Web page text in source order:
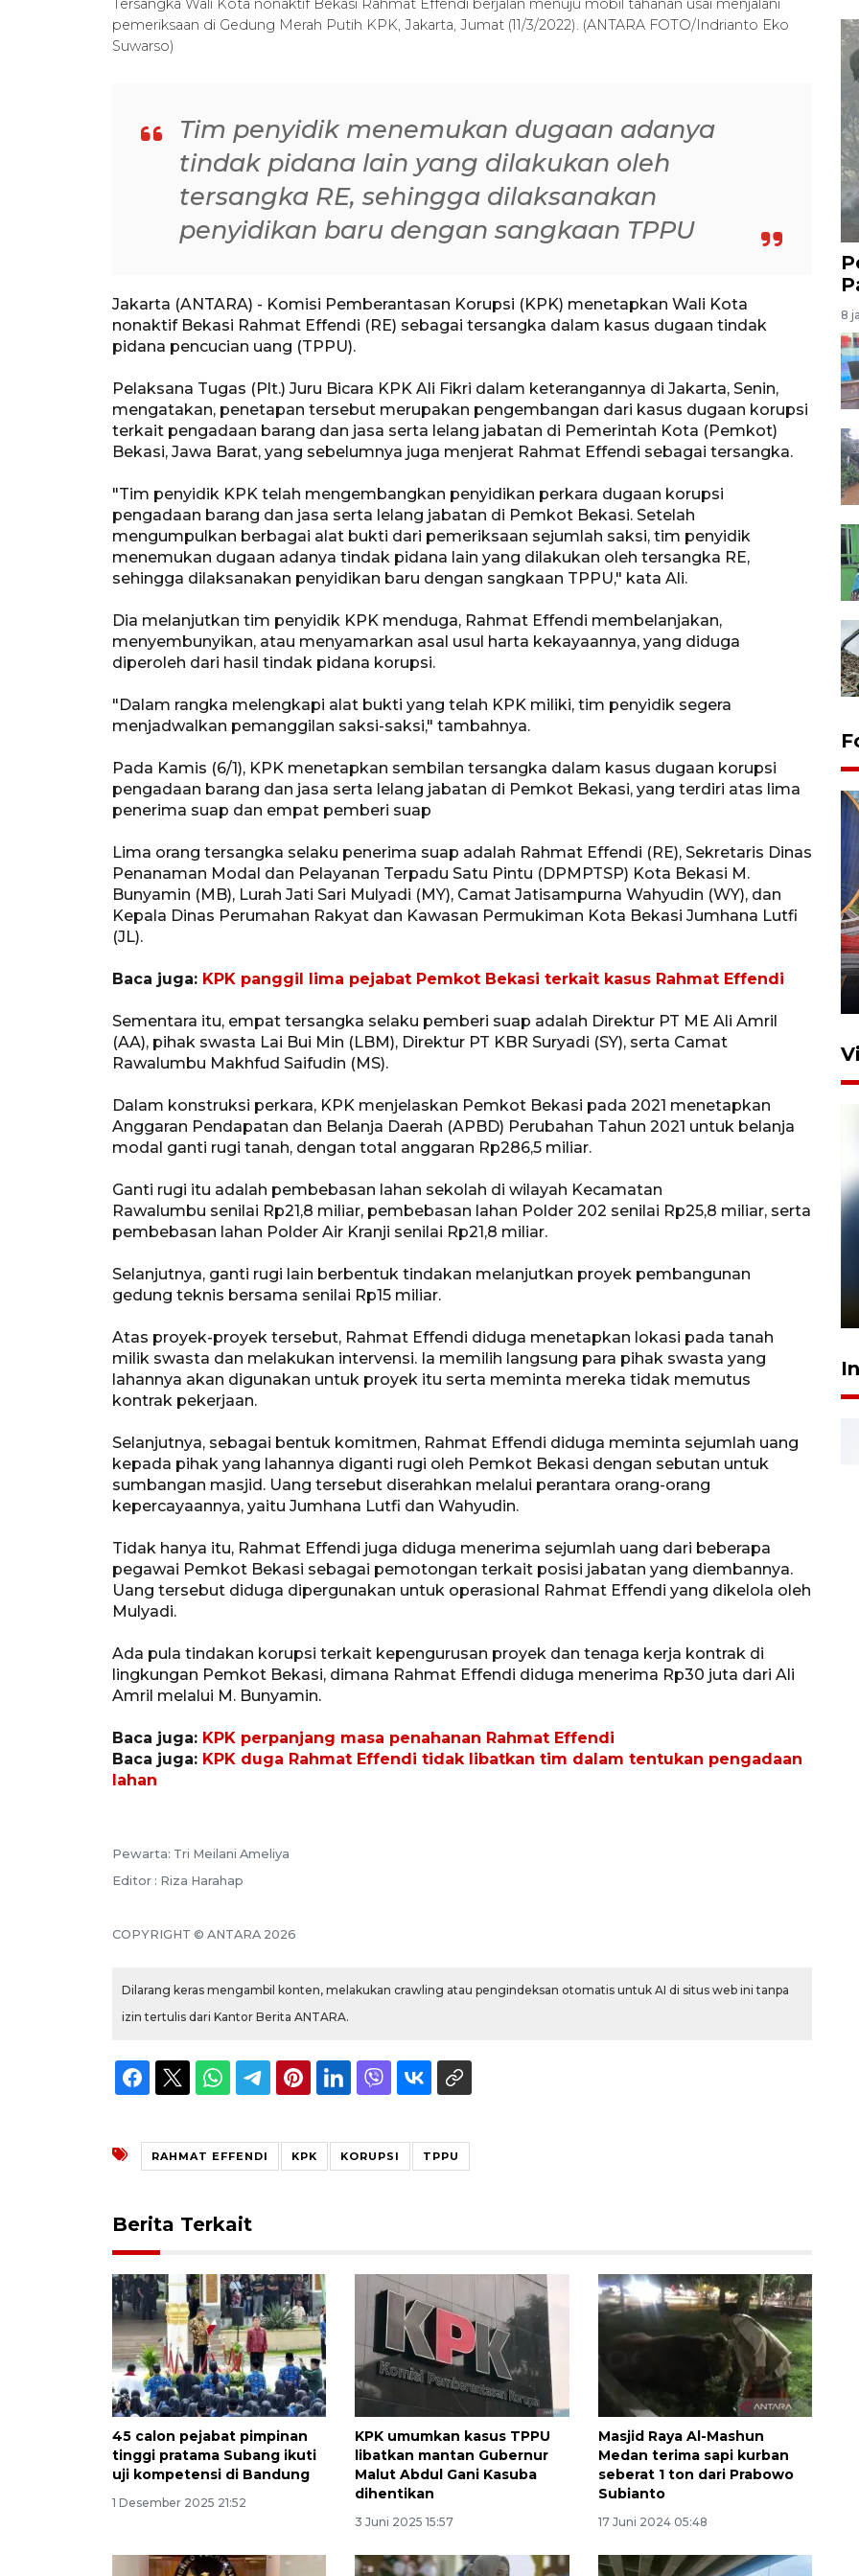
Tersangka Wali Kota nonaktif Bekasi Rahmat Effendi berjalan menuju mobil tahanan usai menjalani
pemeriksaan di Gedung Merah Putih KPK, Jakarta, Jumat (11/3/2022). (ANTARA FOTO/Indrianto Eko
Suwarso)
Tim penyidik menemukan dugaan adanya
tindak pidana lain yang dilakukan oleh
tersangka RE, sehingga dilaksanakan
penyidikan baru dengan sangkaan TPPU
Jakarta (ANTARA) - Komisi Pemberantasan Korupsi (KPK) menetapkan Wali Kota
nonaktif Bekasi Rahmat Effendi (RE) sebagai tersangka dalam kasus dugaan tindak
pidana pencucian uang (TPPU).
Pelaksana Tugas (Plt.) Juru Bicara KPK Ali Fikri dalam keterangannya di Jakarta, Senin,
mengatakan, penetapan tersebut merupakan pengembangan dari kasus dugaan korupsi
terkait pengadaan barang dan jasa serta lelang jabatan di Pemerintah Kota (Pemkot)
Bekasi, Jawa Barat, yang sebelumnya juga menjerat Rahmat Effendi sebagai tersangka.
"Tim penyidik KPK telah mengembangkan penyidikan perkara dugaan korupsi
pengadaan barang dan jasa serta lelang jabatan di Pemkot Bekasi. Setelah
mengumpulkan berbagai alat bukti dari pemeriksaan sejumlah saksi, tim penyidik
menemukan dugaan adanya tindak pidana lain yang dilakukan oleh tersangka RE,
sehingga dilaksanakan penyidikan baru dengan sangkaan TPPU," kata Ali.
Dia melanjutkan tim penyidik KPK menduga, Rahmat Effendi membelanjakan,
menyembunyikan, atau menyamarkan asal usul harta kekayaannya, yang diduga
diperoleh dari hasil tindak pidana korupsi.
"Dalam rangka melengkapi alat bukti yang telah KPK miliki, tim penyidik segera
menjadwalkan pemanggilan saksi-saksi," tambahnya.
Pada Kamis (6/1), KPK menetapkan sembilan tersangka dalam kasus dugaan korupsi
pengadaan barang dan jasa serta lelang jabatan di Pemkot Bekasi, yang terdiri atas lima
penerima suap dan empat pemberi suap
Lima orang tersangka selaku penerima suap adalah Rahmat Effendi (RE), Sekretaris Dinas
Penanaman Modal dan Pelayanan Terpadu Satu Pintu (DPMPTSP) Kota Bekasi M.
Bunyamin (MB), Lurah Jati Sari Mulyadi (MY), Camat Jatisampurna Wahyudin (WY), dan
Kepala Dinas Perumahan Rakyat dan Kawasan Permukiman Kota Bekasi Jumhana Lutfi
(JL).
Baca juga: KPK panggil lima pejabat Pemkot Bekasi terkait kasus Rahmat Effendi
Sementara itu, empat tersangka selaku pemberi suap adalah Direktur PT ME Ali Amril
(AA), pihak swasta Lai Bui Min (LBM), Direktur PT KBR Suryadi (SY), serta Camat
Rawalumbu Makhfud Saifudin (MS).
Dalam konstruksi perkara, KPK menjelaskan Pemkot Bekasi pada 2021 menetapkan
Anggaran Pendapatan dan Belanja Daerah (APBD) Perubahan Tahun 2021 untuk belanja
modal ganti rugi tanah, dengan total anggaran Rp286,5 miliar.
Ganti rugi itu adalah pembebasan lahan sekolah di wilayah Kecamatan
Rawalumbu senilai Rp21,8 miliar, pembebasan lahan Polder 202 senilai Rp25,8 miliar, serta
pembebasan lahan Polder Air Kranji senilai Rp21,8 miliar.
Selanjutnya, ganti rugi lain berbentuk tindakan melanjutkan proyek pembangunan
gedung teknis bersama senilai Rp15 miliar.
Atas proyek-proyek tersebut, Rahmat Effendi diduga menetapkan lokasi pada tanah
milik swasta dan melakukan intervensi. Ia memilih langsung para pihak swasta yang
lahannya akan digunakan untuk proyek itu serta meminta mereka tidak memutus
kontrak pekerjaan.
Selanjutnya, sebagai bentuk komitmen, Rahmat Effendi diduga meminta sejumlah uang
kepada pihak yang lahannya diganti rugi oleh Pemkot Bekasi dengan sebutan untuk
sumbangan masjid. Uang tersebut diserahkan melalui perantara orang-orang
kepercayaannya, yaitu Jumhana Lutfi dan Wahyudin.
Tidak hanya itu, Rahmat Effendi juga diduga menerima sejumlah uang dari beberapa
pegawai Pemkot Bekasi sebagai pemotongan terkait posisi jabatan yang diembannya.
Uang tersebut diduga dipergunakan untuk operasional Rahmat Effendi yang dikelola oleh
Mulyadi.
Ada pula tindakan korupsi terkait kepengurusan proyek dan tenaga kerja kontrak di
lingkungan Pemkot Bekasi, dimana Rahmat Effendi diduga menerima Rp30 juta dari Ali
Amril melalui M. Bunyamin.
Baca juga: KPK perpanjang masa penahanan Rahmat Effendi
Baca juga: KPK duga Rahmat Effendi tidak libatkan tim dalam tentukan pengadaan
lahan
Pewarta: Tri Meilani Ameliya
Editor : Riza Harahap
COPYRIGHT © ANTARA 2026
Dilarang keras mengambil konten, melakukan crawling atau pengindeksan otomatis untuk AI di situs web ini tanpa
izin tertulis dari Kantor Berita ANTARA.
RAHMAT EFFENDI KPK KORUPSI TPPU
Berita Terkait
45 calon pejabat pimpinan
tinggi pratama Subang ikuti
uji kompetensi di Bandung
1 Desember 2025 21:52
KPK umumkan kasus TPPU
libatkan mantan Gubernur
Malut Abdul Gani Kasuba
dihentikan
3 Juni 2025 15:57
Masjid Raya Al-Mashun
Medan terima sapi kurban
seberat 1 ton dari Prabowo
Subianto
17 Juni 2024 05:48
8
Komisi V DPR tinjau
12 Juni 2026 18:49
sampai 8 tahan?
jaringan gas 2026